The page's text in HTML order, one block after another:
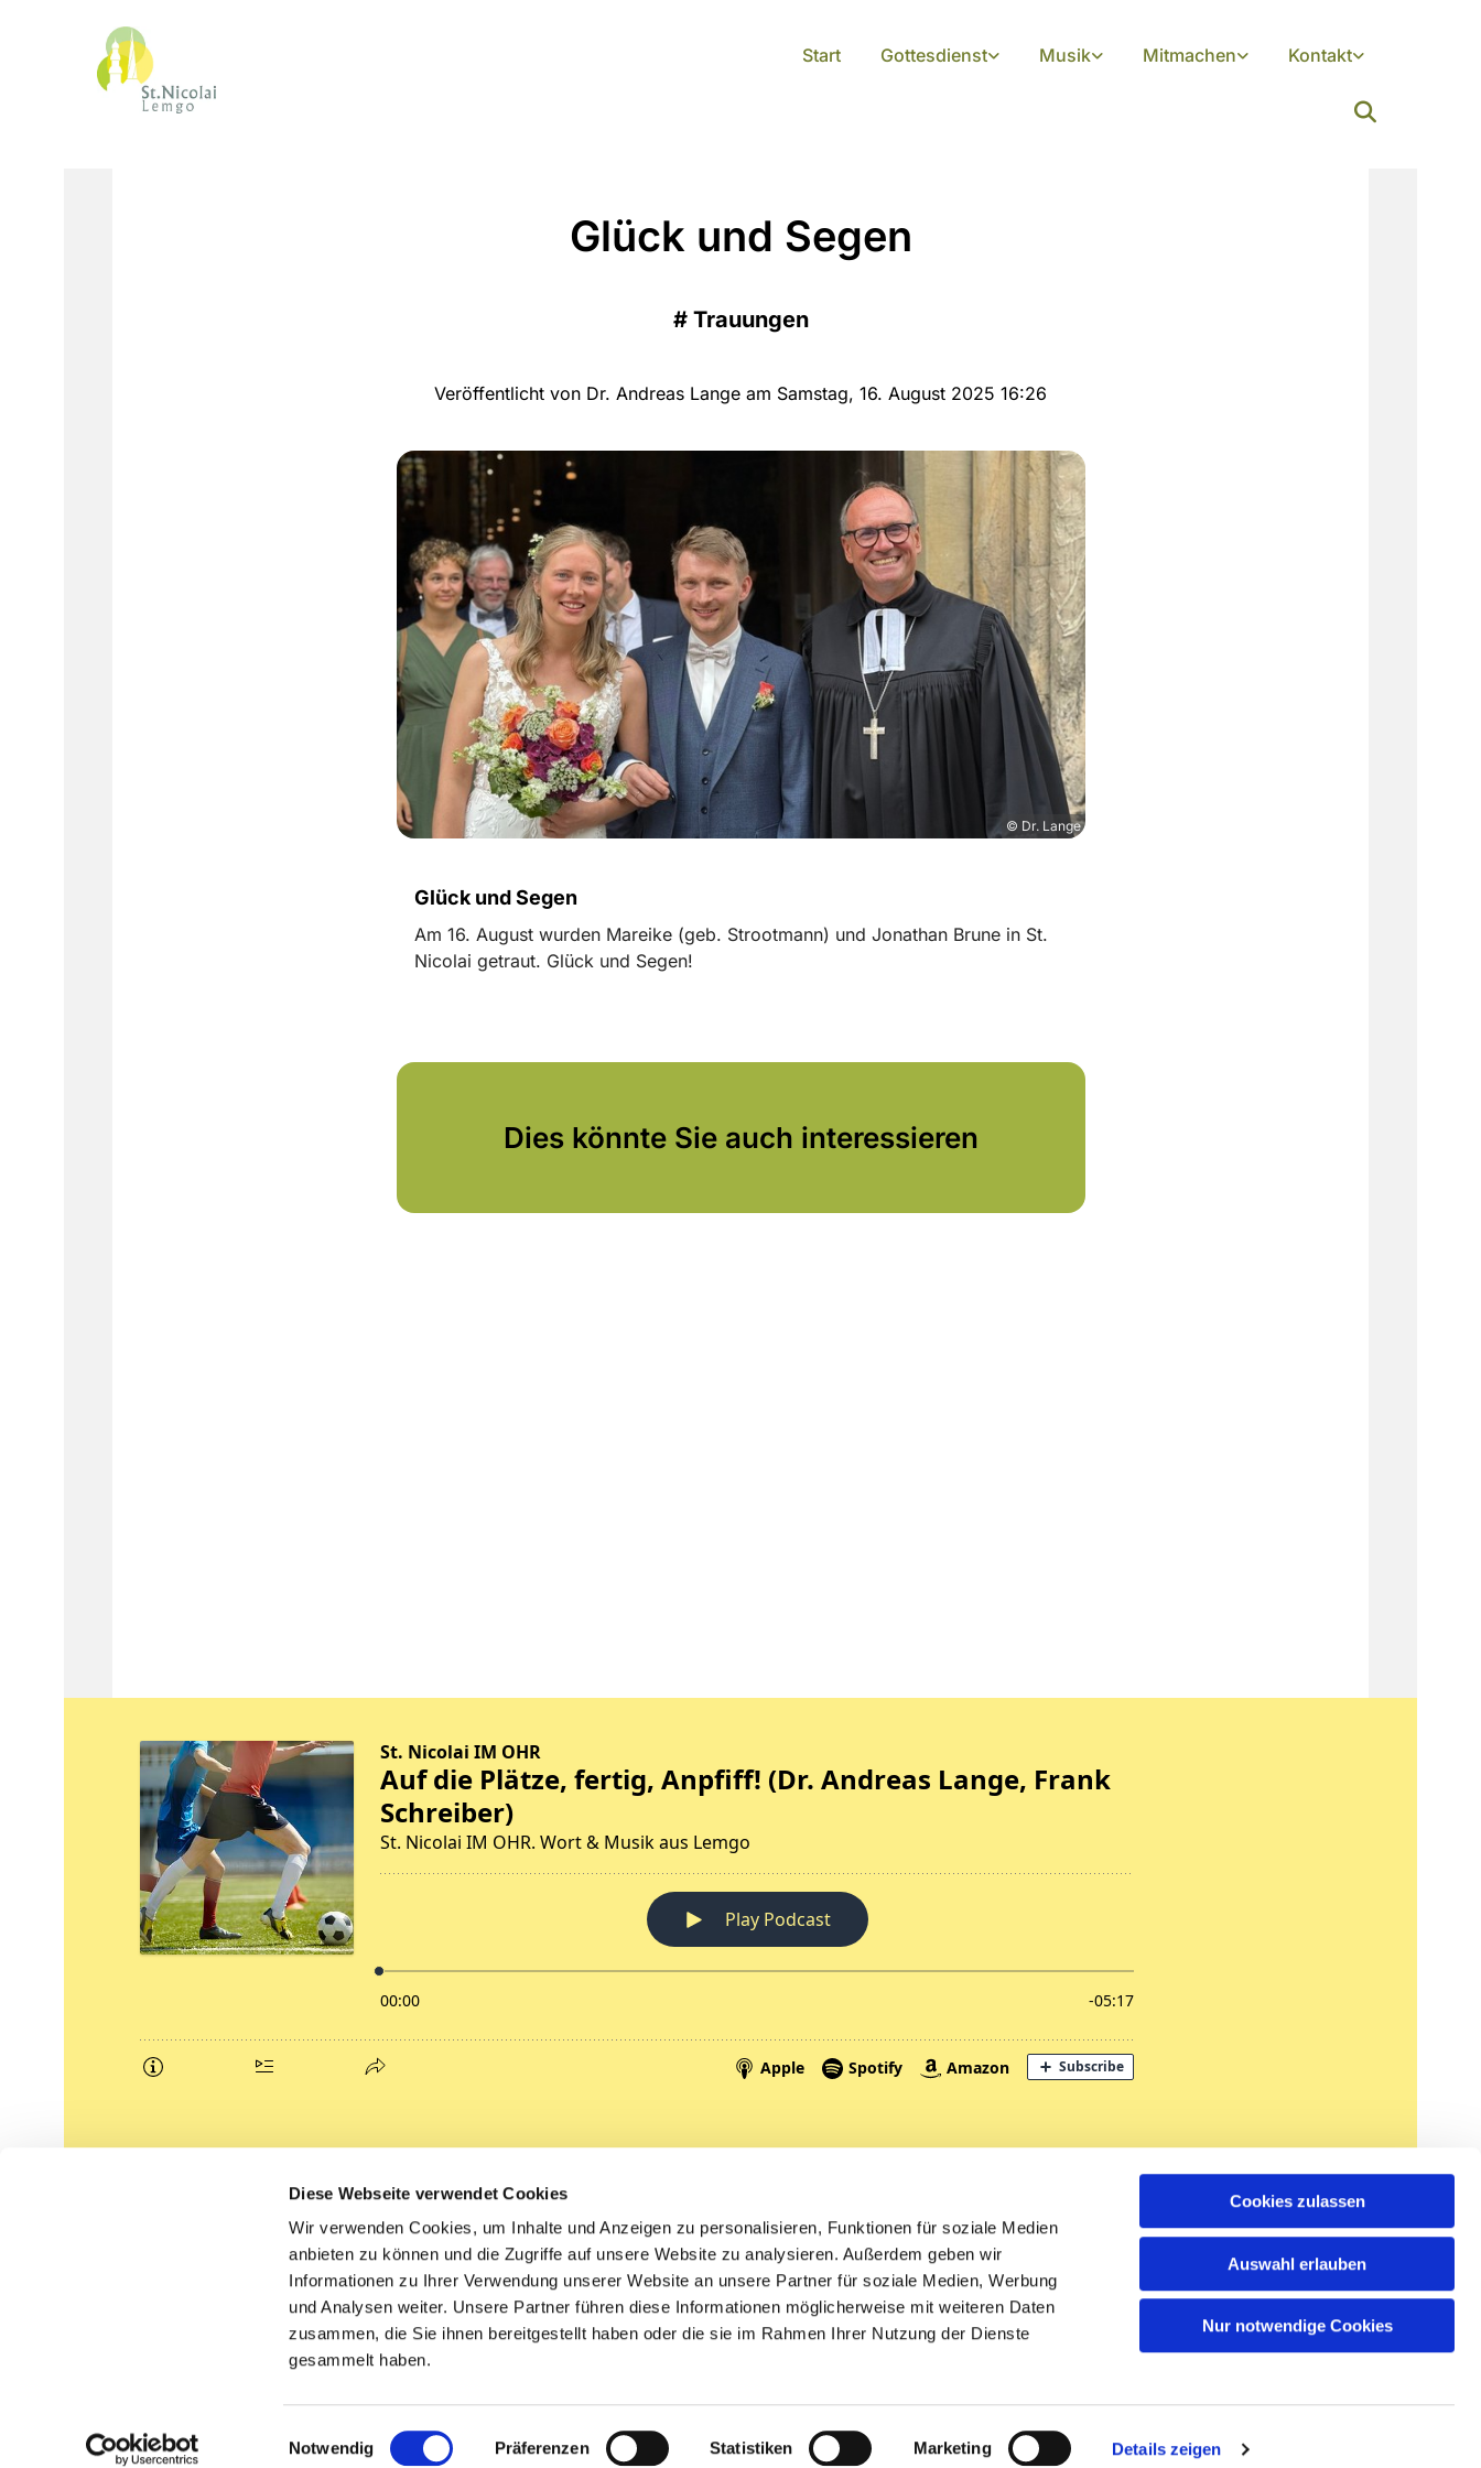
Diese Webseite verwendet Cookies
Wir verwenden Cookies, um Inhalte und Anzeigen zu personalisieren, Funktionen für soziale Medien
anbieten zu können und die Zugriffe auf unsere Website zu analysieren. Außerdem geben wir
Informationen zu Ihrer Verwendung unserer Website an unsere Partner für soziale Medien, Werbung
und Analysen weiter. Unsere Partner führen diese Informationen möglicherweise mit weiteren Daten
zusammen, die Sie ihnen bereitgestellt haben oder die sie im Rahmen Ihrer Nutzung der Dienste
gesammelt haben.
Einwilligungsauswahl
Notwendig Präferenzen Statistiken Marketing Details zeigen
Cookies zulassen
Auswahl erlauben
Nur notwendige Cookies
Start Gottesdienst Musik Mitmachen Kontakt
Glück und Segen
# Trauungen
Veröffentlicht von Dr. Andreas Lange am Samstag, 16. August 2025 16:26
© Dr. Lange
Glück und Segen
Am 16. August wurden Mareike (geb. Strootmann) und Jonathan Brune in St.
Nicolai getraut. Glück und Segen!
Dies könnte Sie auch interessieren
Spenden
Tickets
Litauen
Mitglied werden